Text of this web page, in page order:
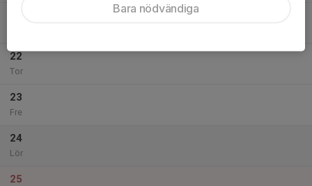
22
Tor
23
Fre
24
Lör
25
Bara nödvändiga